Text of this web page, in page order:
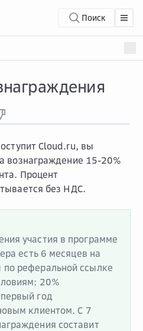
Поиск
Cloud.ru, вы
вознаграждение 15-20%
Процент
без НДС.
участия в программе
есть 6 месяцев на
реферальной ссылке
20%
год
клиентом. С 7
составит